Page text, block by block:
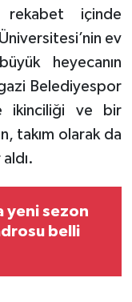
rekabet içinde
ev
heyecanın
Belediyespor
ikinciliği ve bir
takım olarak da
yeni sezon
belli